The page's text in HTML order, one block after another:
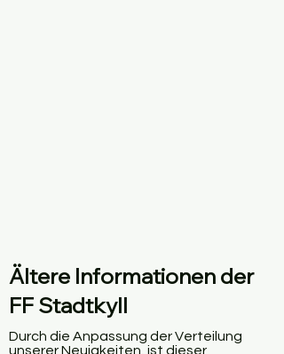
Ältere Informationen der
FF Stadtkyll
Durch die Anpassung der Verteilung
unserer Neuigkeiten, ist dieser